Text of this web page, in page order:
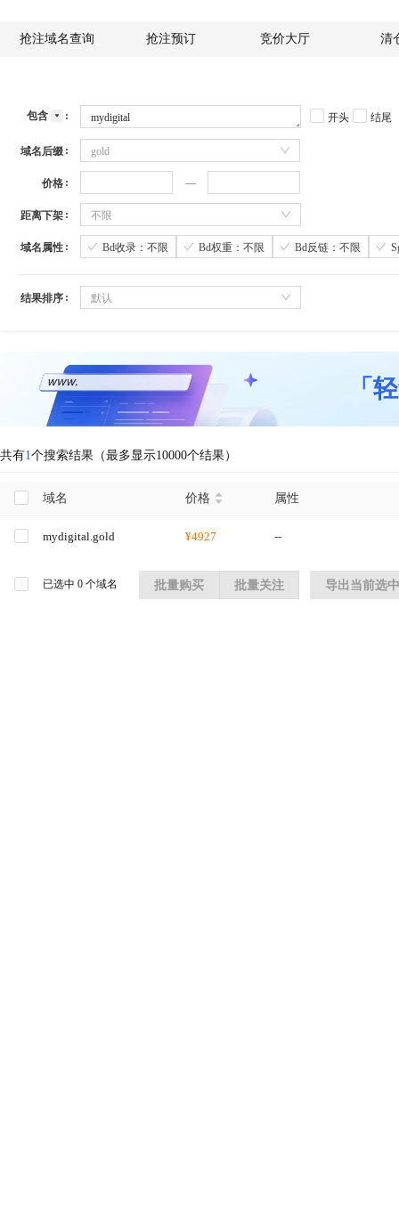
抢注域名查询 抢注预订 竞价大厅 清
包含 开头 结尾
域名后缀 gold
价格
距离下架 不限
域名属性 Bd收录：不限 Bd权重：不限 Bd反链：不限
结果排序 默认
「
共有1个搜索结果（最多显示10000个结果）
域名 价格 属性
mydigital.gold ¥4927 --
已选中 0 个域名 批量购买 批量关注 导出当前选中